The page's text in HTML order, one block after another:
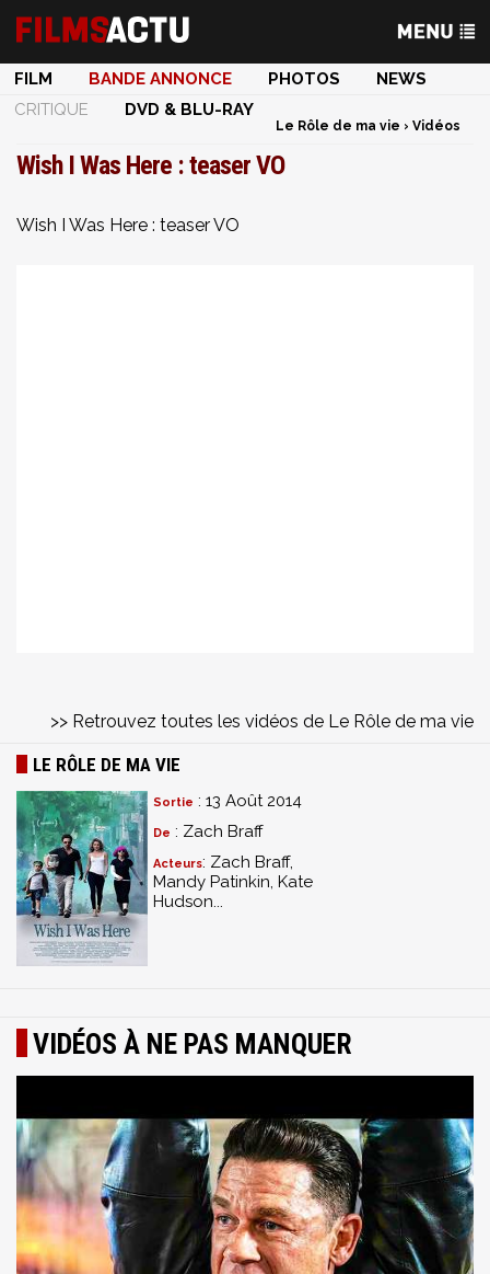
FILM BANDE ANNONCE PHOTOS
NEWS
CRITIQUE
DVD & BLU-RAY
Le Rôle de ma vie › Vidéos
Wish I Was Here : teaser VO
Wish I Was Here : teaser VO
>> Retrouvez toutes les vidéos de Le Rôle de ma vie
LE RÔLE DE MA VIE
Sortie : 13 Août 2014
De : Zach Braff
Acteurs: Zach Braff,
Mandy Patinkin, Kate
Hudson...
VIDÉOS À NE PAS MANQUER